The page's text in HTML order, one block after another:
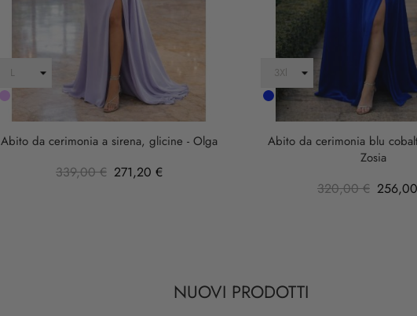
LILLA
Abito da cerimonia a sirena, glicine - Olga
339,00 € 271,20 €
Cobalto
Abito da cerimonia blu
Zosia
320,00 €
NUOVI PRODOTTI